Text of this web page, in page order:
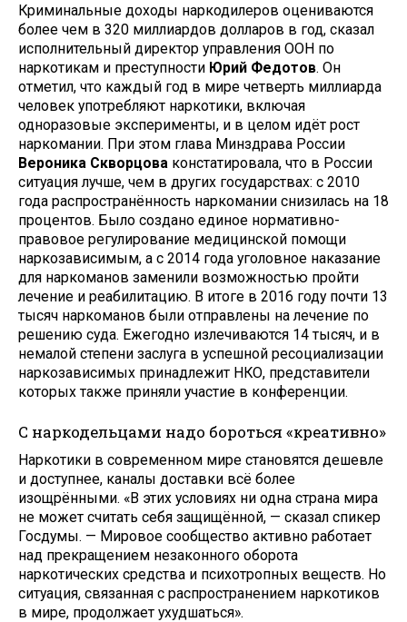
Криминальные доходы наркодилеров оцениваются
более чем в 320 миллиардов долларов в год, сказал
исполнительный директор управления ООН по
наркотикам и преступности Юрий Федотов. Он
отметил, что каждый год в мире четверть миллиарда
человек употребляют наркотики, включая
одноразовые эксперименты, и в целом идёт рост
наркомании. При этом глава Минздрава России
Вероника Скворцова констатировала, что в России
ситуация лучше, чем в других государствах: с 2010
года распространённость наркомании снизилась на 18
процентов. Было создано единое нормативно-
правовое регулирование медицинской помощи
наркозависимым, а с 2014 года уголовное наказание
для наркоманов заменили возможностью пройти
лечение и реабилитацию. В итоге в 2016 году почти 13
тысяч наркоманов были отправлены на лечение по
решению суда. Ежегодно излечиваются 14 тысяч, и в
немалой степени заслуга в успешной ресоциализации
наркозависимых принадлежит НКО, представители
которых также приняли участие в конференции.
С наркодельцами надо бороться «креативно»
Наркотики в современном мире становятся дешевле
и доступнее, каналы доставки всё более
изощрёнными. «В этих условиях ни одна страна мира
не может считать себя защищённой, — сказал спикер
Госдумы. — Мировое сообщество активно работает
над прекращением незаконного оборота
наркотических средства и психотропных веществ. Но
ситуация, связанная с распространением наркотиков
в мире, продолжает ухудшаться».